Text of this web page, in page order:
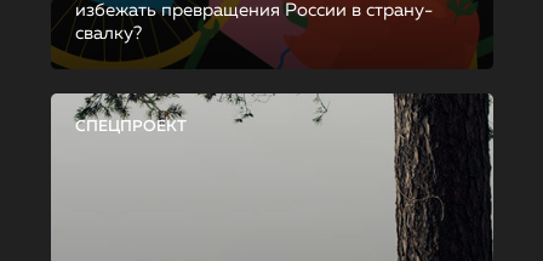
избежать превращения России в страну-
свалку?
СПЕЦПРОЕКТ